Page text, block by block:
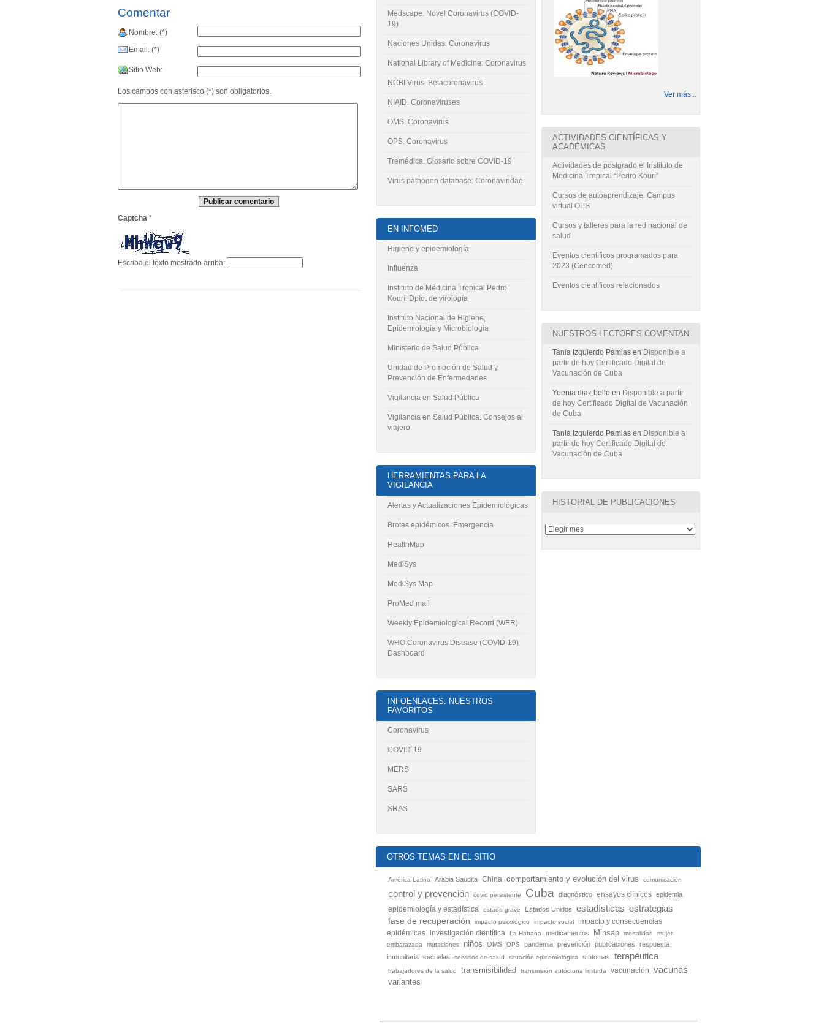
Comentar
Nombre: (*)
Email: (*)
Sitio Web:
Los campos con asterisco (*) son obligatorios.
Captcha *
Escriba el texto mostrado arriba:
Medscape. Novel Coronavirus (COVID-
19)
Naciones Unidas. Coronavirus
National Library of Medicine: Coronavirus
NCBI Virus: Betacoronavirus
NIAID. Coronaviruses
OMS. Coronavirus
OPS. Coronavirus
Tremédica. Glosario sobre COVID-19
Virus pathogen database: Coronaviridae
EN INFOMED
Higiene y epidemiología
Influenza
Instituto de Medicina Tropical Pedro
Kourí. Dpto. de virología
Instituto Nacional de Higiene,
Epidemiologia y Microbiología
Ministerio de Salud Pública
Unidad de Promoción de Salud y
Prevención de Enfermedades
Vigilancia en Salud Pública
Vigilancia en Salud Pública. Consejos al
viajero
HERRAMIENTAS PARA LA
VIGILANCIA
Alertas y Actualizaciones Epidemiológicas
Brotes epidémicos. Emergencia
HealthMap
MediSys
MediSys Map
ProMed mail
Weekly Epidemiological Record (WER)
WHO Coronavirus Disease (COVID-19)
Dashboard
INFOENLACES: NUESTROS
FAVORITOS
Coronavirus
COVID-19
MERS
SARS
SRAS
Ver más...
ACTIVIDADES CIENTÍFICAS Y
ACADÉMICAS
Actividades de postgrado el Instituto de
Medicina Tropical “Pedro Kourí”
Cursos de autoaprendizaje. Campus
virtual OPS
Cursos y talleres para la red nacional de
salud
Eventos científicos programados para
2023 (Cencomed)
Eventos científicos relacionados
NUESTROS LECTORES COMENTAN
Tania Izquierdo Pamias en Disponible a
partir de hoy Certificado Digital de
Vacunación de Cuba
Yoenia diaz bello en Disponible a partir
de hoy Certificado Digital de Vacunación
de Cuba
Tania Izquierdo Pamias en Disponible a
partir de hoy Certificado Digital de
Vacunación de Cuba
HISTORIAL DE PUBLICACIONES
OTROS TEMAS EN EL SITIO
América Latina Arabia Saudita China comportamiento y evolución del virus comunicación
control y prevención covid persistente Cuba diagnóstico ensayos clínicos epidemia
epidemiología y estadística estado grave Estados Unidos estadísticas estrategias
fase de recuperación impacto psicológico impacto social
impacto y consecuencias
epidémicas
investigación científica La Habana medicamentos Minsap mortalidad
mujer
embarazada
mutaciones niños OMS OPS pandemia prevención publicaciones
respuesta
inmunitaria
secuelas servicios de salud situación epidemiológica síntomas terapéutica
trabajadores de la salud transmisibilidad transmisión autóctona limitada vacunación vacunas
variantes